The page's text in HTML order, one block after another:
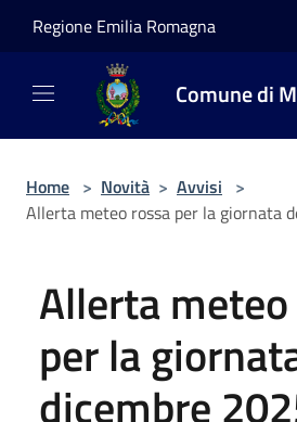
Regione Emilia Romagna
Comune di
Home > Novità > Avvisi >
Allerta meteo rossa per la giornata
Allerta
per la
dicembre